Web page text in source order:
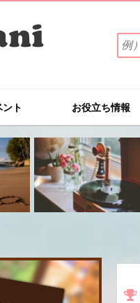
索
ワ
を
入
力
(例）
カ
フ
ェ
イ
ント お役立ち情報